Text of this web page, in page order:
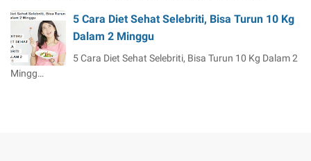
5 Cara Diet Sehat Selebriti, Bisa Turun 10 Kg
Dalam 2 Minggu
5 Cara Diet Sehat Selebriti, Bisa Turun 10 Kg Dalam 2
Mingg…